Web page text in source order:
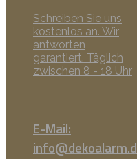
Schreiben Sie uns
kostenlos an. Wir
antworten
garantiert. Täglich
zwischen 8 - 18 Uhr
E-Mail: